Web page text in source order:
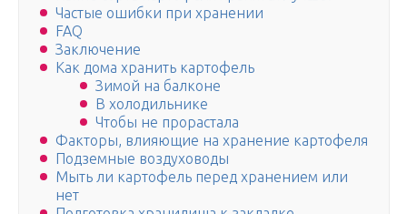
Частые ошибки при хранении
FAQ
Заключение
Как дома хранить картофель
Зимой на балконе
В холодильнике
Чтобы не прорастала
Факторы, влияющие на хранение картофеля
Подземные воздуховоды
Мыть ли картофель перед хранением или
нет